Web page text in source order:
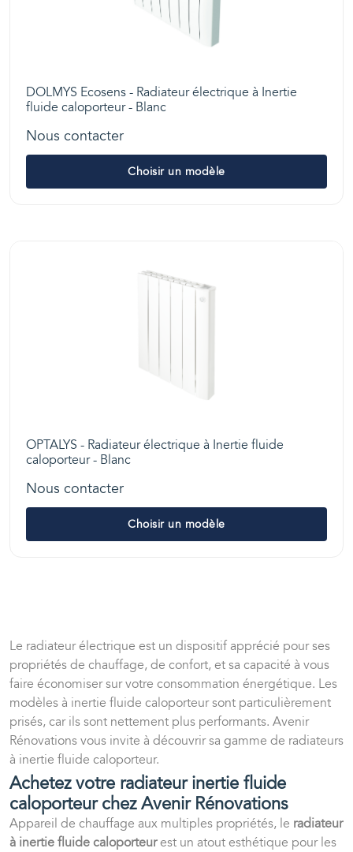
DOLMYS Ecosens - Radiateur électrique à Inertie
fluide caloporteur - Blanc
Nous contacter
Choisir un modèle
OPTALYS - Radiateur électrique à Inertie fluide
caloporteur - Blanc
Nous contacter
Choisir un modèle
Le radiateur électrique est un dispositif apprécié pour ses
propriétés de chauffage, de confort, et sa capacité à vous
faire économiser sur votre consommation énergétique. Les
modèles à inertie fluide caloporteur sont particulièrement
prisés, car ils sont nettement plus performants. Avenir
Rénovations vous invite à découvrir sa gamme de radiateurs
à inertie fluide caloporteur.
Achetez votre radiateur inertie fluide
caloporteur chez Avenir Rénovations
Appareil de chauffage aux multiples propriétés, le radiateur
à inertie fluide caloporteurest un atout esthétique pour les